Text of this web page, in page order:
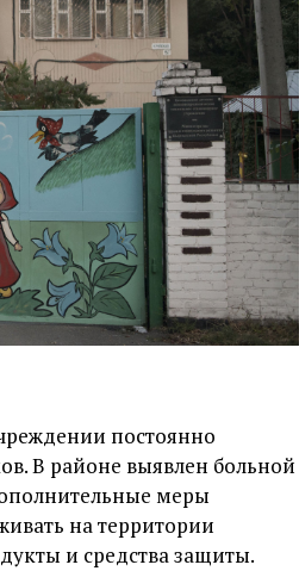
постоянно
В районе выявлен больной
меры
на территории
и средства защиты.